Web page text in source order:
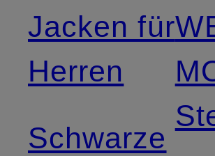
Jacken für
Herren
Schwarze